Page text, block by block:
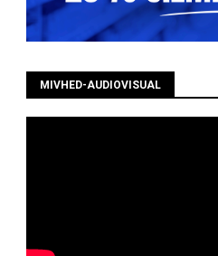
MIVHED-AUDIOVISUAL